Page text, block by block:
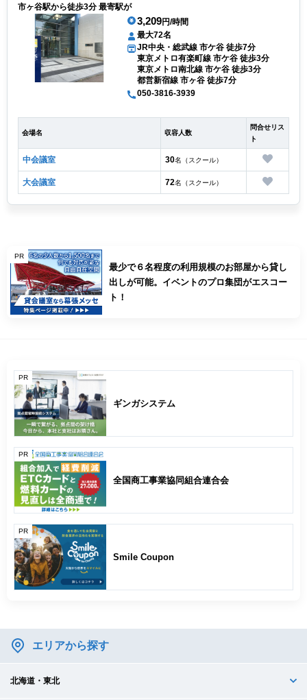
市ヶ谷駅から徒歩3分 最寄駅が
3,209円/時間
最大72名
JR中央・総武線 市ケ谷 徒歩7分
東京メトロ有楽町線 市ケ谷 徒歩3分
東京メトロ南北線 市ケ谷 徒歩3分
都営新宿線 市ヶ谷 徒歩7分
050-3816-3939
会場名 収容人数
問合せリス
ト
中会議室 30名（スクール）
大会議室 72名（スクール）
PR
最少で６名程度の利用規模のお部屋から貸し
出しが可能。イベントのプロ集団がエスコー
ト！
PR
ギンガシステム
PR
全国商工事業協同組合連合会
PR
Smile Coupon
エリアから探す
北海道・東北